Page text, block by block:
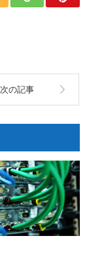
次の記事